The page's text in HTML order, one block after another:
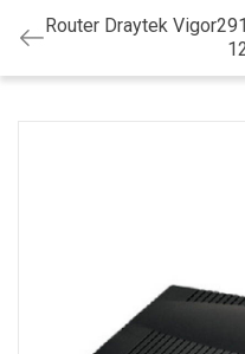
Router Draytek